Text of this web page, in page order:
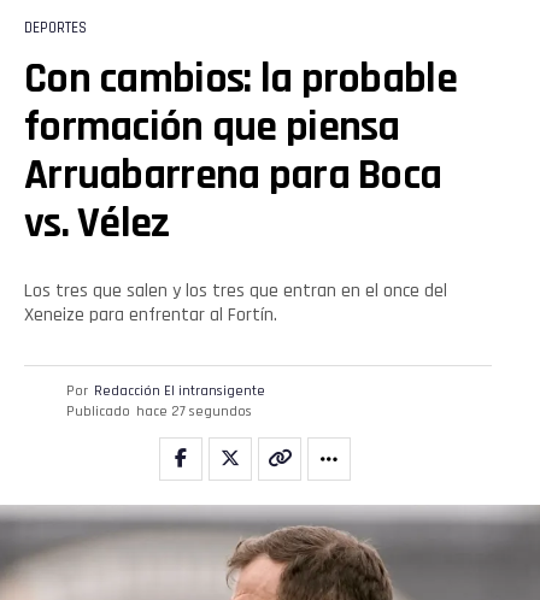
DEPORTES
Con cambios: la probable
formación que piensa
Arruabarrena para Boca
vs. Vélez
Los tres que salen y los tres que entran en el once del
Xeneize para enfrentar al Fortín.
Por Redacción El intransigente
Publicado hace 27 segundos
Email